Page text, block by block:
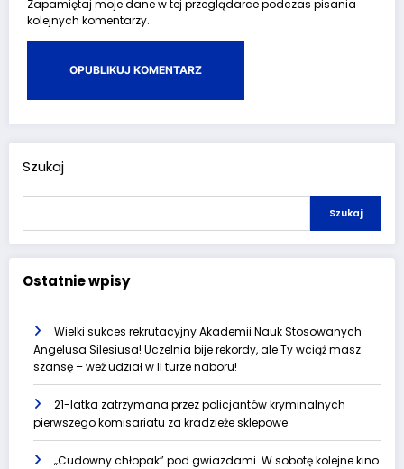
Zapamiętaj moje dane w tej przeglądarce podczas pisania
kolejnych komentarzy.
Szukaj
Szukaj
Ostatnie wpisy
Wielki sukces rekrutacyjny Akademii Nauk Stosowanych
Angelusa Silesiusa! Uczelnia bije rekordy, ale Ty wciąż masz
szansę – weź udział w II turze naboru!
21-latka zatrzymana przez policjantów kryminalnych
pierwszego komisariatu za kradzieże sklepowe
„Cudowny chłopak” pod gwiazdami. W sobotę kolejne kino